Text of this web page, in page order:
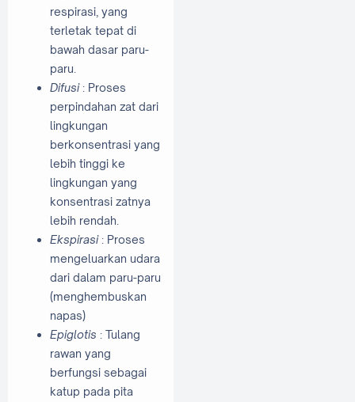
respirasi, yang
terletak tepat di
bawah dasar paru-
paru.
Difusi : Proses
perpindahan zat dari
lingkungan
berkonsentrasi yang
lebih tinggi ke
lingkungan yang
konsentrasi zatnya
lebih rendah.
Ekspirasi : Proses
mengeluarkan udara
dari dalam paru-paru
(menghembuskan
napas)
Epiglotis : Tulang
rawan yang
berfungsi sebagai
katup pada pita